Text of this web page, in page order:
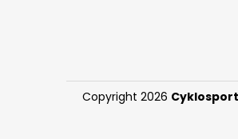
Copyright 2026